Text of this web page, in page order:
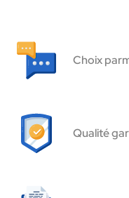
Choix
Qualité